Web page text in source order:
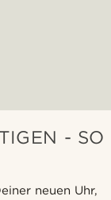
- SO
neuen Uhr,